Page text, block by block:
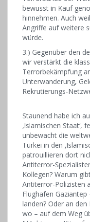
bewusst in Kauf
hinnehmen. Auch
Angriffe auf weitere
würde.
3.) Gegenüber den
wir verstärkt die
Terrorbekämpfung
Unterwanderung,
Rekrutierungs-
Staunend habe ich
‚Islamischen Staat‘,
unbewacht die
Türkei in den
patrouillieren dort
Antiterror-
Kollegen? Warum
Antiterror-Polizisten
Flughafen
landen? Oder an
wo – auf dem Weg